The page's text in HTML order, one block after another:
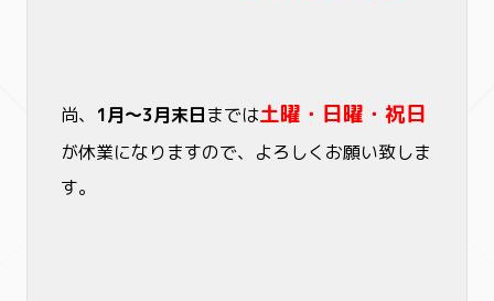
尚、 1月～3月末日までは土曜・日曜・祝日
が休業になりますので、よろしくお願い致しま
す。